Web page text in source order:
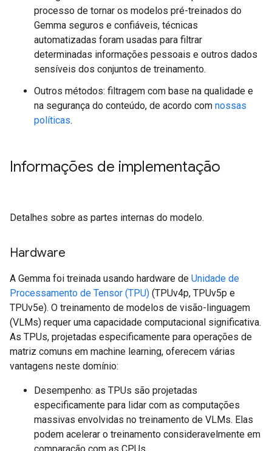
processo de tornar os modelos pré-treinados do
Gemma seguros e confiáveis, técnicas
automatizadas foram usadas para filtrar
determinadas informações pessoais e outros dados
sensíveis dos conjuntos de treinamento.
Outros métodos: filtragem com base na qualidade e
na segurança do conteúdo, de acordo com nossas
políticas.
Informações de implementação
Detalhes sobre as partes internas do modelo.
Hardware
A Gemma foi treinada usando hardware de Unidade de
Processamento de Tensor (TPU) (TPUv4p, TPUv5p e
TPUv5e). O treinamento de modelos de visão-linguagem
(VLMs) requer uma capacidade computacional significativa.
As TPUs, projetadas especificamente para operações de
matriz comuns em machine learning, oferecem várias
vantagens neste domínio:
Desempenho: as TPUs são projetadas
especificamente para lidar com as computações
massivas envolvidas no treinamento de VLMs. Elas
podem acelerar o treinamento consideravelmente em